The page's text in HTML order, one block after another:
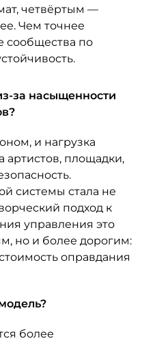
четвёртым —
Чем точнее
сообщества по
за насыщенности
и нагрузка
артистов, площадки,
системы стала не
подход к
управления это
но и более дорогим:
оправдания
более